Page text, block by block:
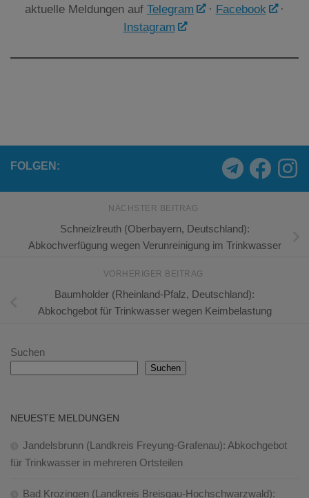
aktuelle Meldungen auf Telegram · Facebook
·
Instagram
FOLGEN:
NÄCHSTER BEITRAG
Schneizlreuth (Oberbayern, Deutschland):
Abkochverfügung wegen Verunreinigung im Trinkwasser
VORHERIGER BEITRAG
Baumholder (Rheinland-Pfalz, Deutschland):
Abkochgebot für Trinkwasser wegen Keimbelastung
Suchen
Suchen
NEUESTE MELDUNGEN
Jandelsbrunn (Landkreis Freyung-Grafenau): Abkochgebot
für Trinkwasser in mehreren Ortsteilen
Bad Krozingen (Landkreis Breisgau-Hochschwarzwald):